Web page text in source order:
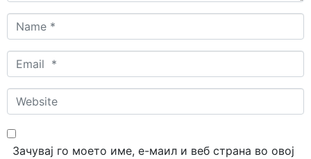
Name
*
Email
*
Website
Зачувај го моето име, е-маил и веб страна во овој